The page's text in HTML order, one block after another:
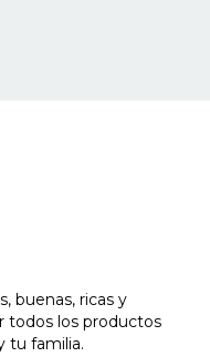
buenas, ricas y
todos los productos
tu familia.